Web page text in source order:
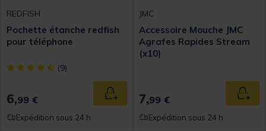
REDFISH
Pochette étanche redfish
pour téléphone
[object Object] out of 5 Customer Rating
(9)
6,99 € Ajouter au panier
Expédition sous 24 h
JMC
Accessoire Mouche JMC
Agrafes Rapides Stream
(x10)
7,99 €
Expédition sous 24 h